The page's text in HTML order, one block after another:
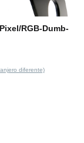
RGB-Dumb-
diferente)